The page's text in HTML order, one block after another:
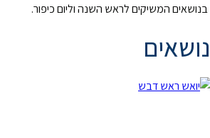
בנושאים המשיקים לראש השנה וליום כיפור.